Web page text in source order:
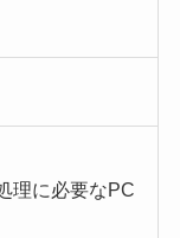
理に必要なPC